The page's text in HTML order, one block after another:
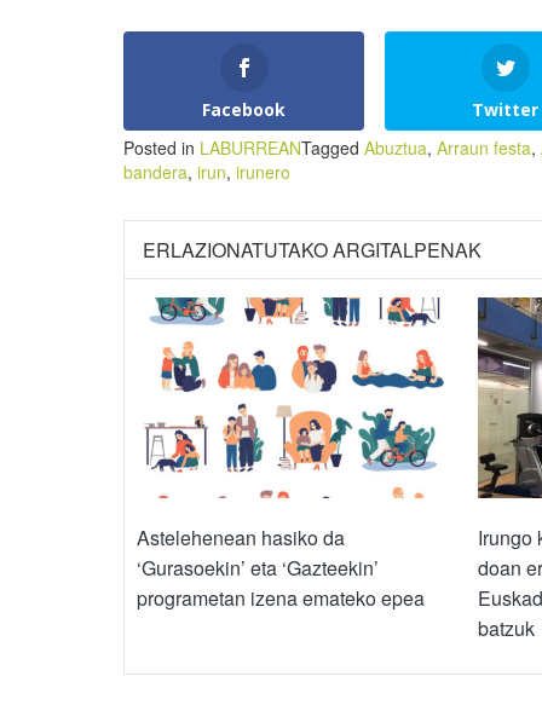
Facebook Twitter
Posted in LABURREANTagged Abuztua, Arraun festa,
bandera, irun, irunero
ERLAZIONATUTAKO ARGITALPENAK
Astelehenean hasiko da
‘Gurasoekin’ eta ‘Gazteekin’
programetan izena emateko epea
Irungo
doan
batzuk